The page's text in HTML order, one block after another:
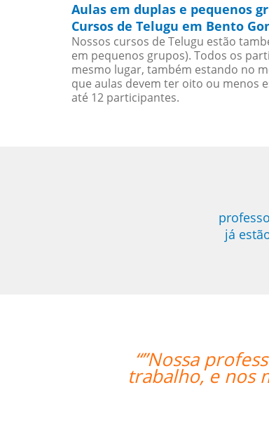
Aulas em duplas e pequenos
Cursos de Telugu em Bento
Nossos cursos de Telugu estão
em pequenos grupos). Todos os
mesmo lugar, também estando no
que aulas devem ter oito ou menos
até 12 participantes.
já
“”Nossa
trabalho, e nos